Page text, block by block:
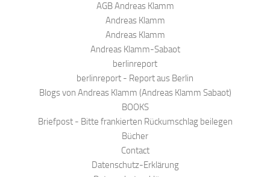
AGB Andreas Klamm
Andreas Klamm
Andreas Klamm
Andreas Klamm-Sabaot
berlinreport
berlinreport - Report aus Berlin
Blogs von Andreas Klamm (Andreas Klamm Sabaot)
BOOKS
Briefpost - Bitte frankierten Rückumschlag beilegen
Bücher
Contact
Datenschutz-Erklärung